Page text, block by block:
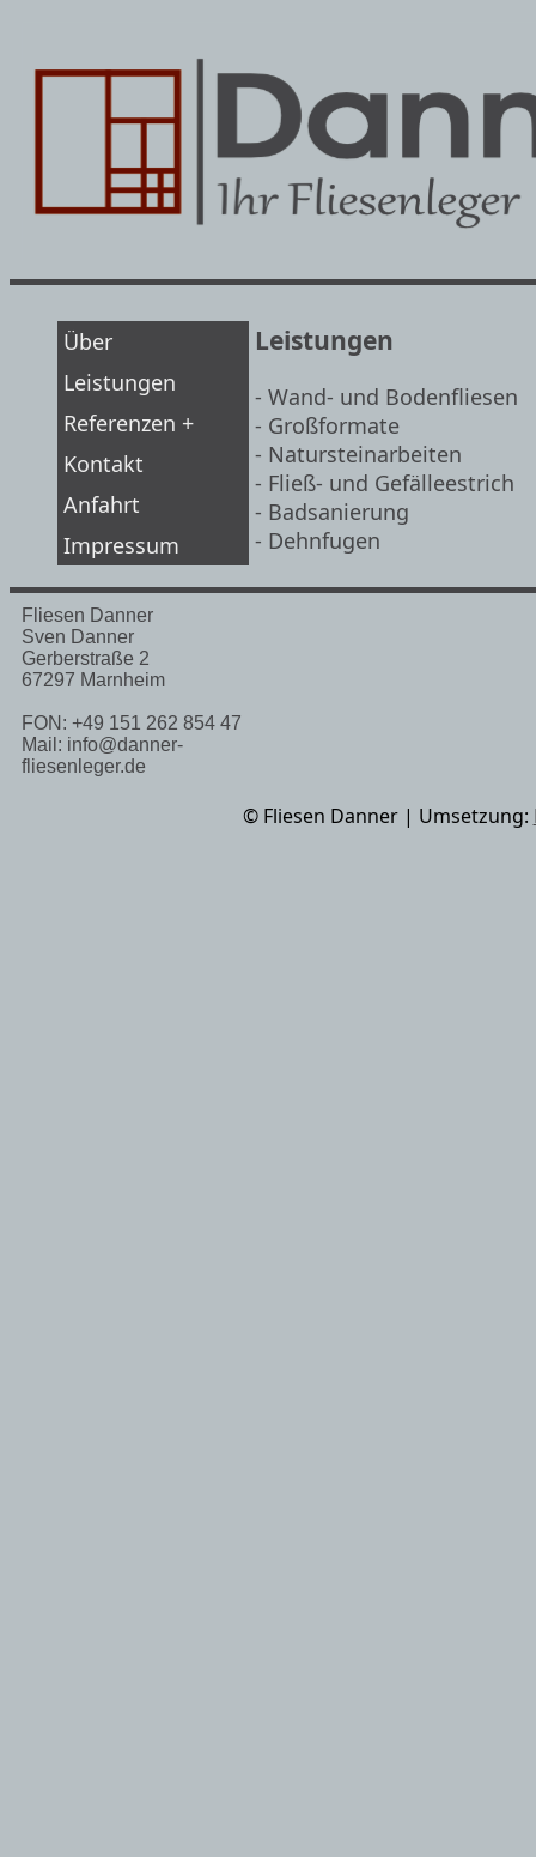
Über
Leistungen
Referenzen +
Kontakt
Anfahrt
Impressum
Leistungen
- Wand- und Bodenfliesen
- Großformate
- Natursteinarbeiten
- Fließ- und Gefälleestrich
- Badsanierung
- Dehnfugen
Fliesen Danner
Sven Danner
Gerberstraße 2
67297 Marnheim
FON: +49 151 262 854 47
Mail: info@danner-
fliesenleger.de
© Fliesen Danner | Umsetzung: